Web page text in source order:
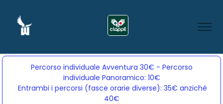
Percorso individuale Avventura 30€ - Percorso
individuale Panoramico: 10€
Entrambi i percorsi (fasce orarie diverse): 35€ anziché
40€